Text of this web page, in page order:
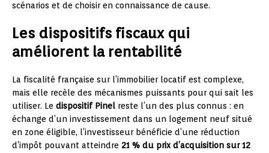
scénarios et de choisir en connaissance de cause.
Les dispositifs fiscaux qui
améliorent la rentabilité
La fiscalité française sur l’immobilier locatif est complexe,
mais elle recèle des mécanismes puissants pour qui sait les
utiliser. Le dispositif Pinel reste l’un des plus connus : en
échange d’un investissement dans un logement neuf situé
en zone éligible, l’investisseur bénéficie d’une réduction
d’impôt pouvant atteindre 21 % du prix d’acquisition sur 12